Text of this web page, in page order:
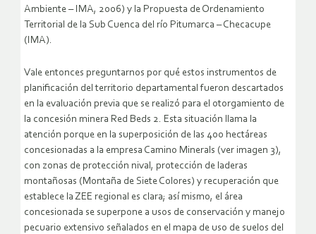
Ambiente – IMA, 2006) y la Propuesta de Ordenamiento
Territorial de la Sub Cuenca del río Pitumarca – Checacupe
(IMA).
Vale entonces preguntarnos por qué estos instrumentos de
planificación del territorio departamental fueron descartados
en la evaluación previa que se realizó para el otorgamiento de
la concesión minera Red Beds 2. Esta situación llama la
atención porque en la superposición de las 400 hectáreas
concesionadas a la empresa Camino Minerals (ver imagen 3),
con zonas de protección nival, protección de laderas
montañosas (Montaña de Siete Colores) y recuperación que
establece la ZEE regional es clara; así mismo, el área
concesionada se superpone a usos de conservación y manejo
pecuario extensivo señalados en el mapa de uso de suelos del